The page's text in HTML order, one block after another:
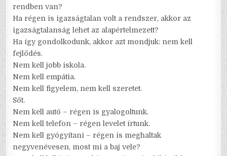
rendben van?
Ha régen is igazságtalan volt a rendszer, akkor az
igazságtalanság lehet az alapértelmezett?
Ha így gondolkodunk, akkor azt mondjuk: nem kell
fejlődés.
Nem kell jobb iskola.
Nem kell empátia.
Nem kell figyelem, nem kell szeretet.
Sőt.
Nem kell autó – régen is gyalogoltunk.
Nem kell telefon – régen levelet írtunk.
Nem kell gyógyítani – régen is meghaltak
negyvenévesen, most mi a baj vele?